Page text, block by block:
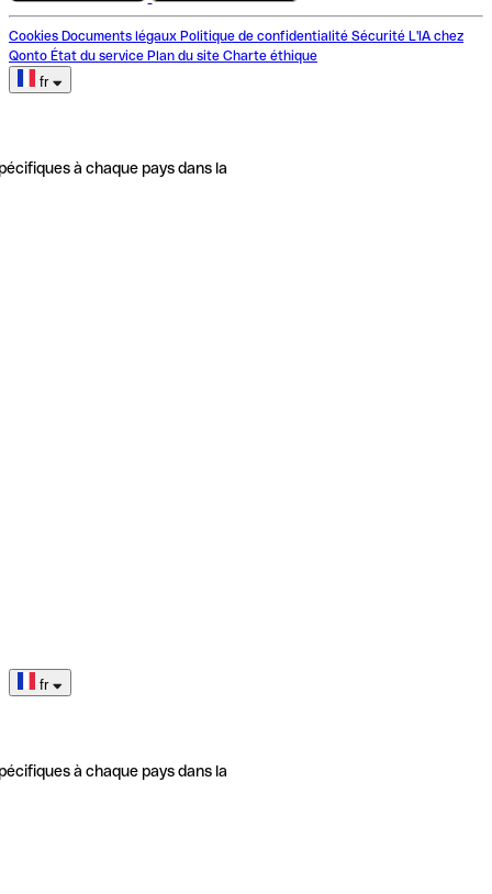
Cookies Documents légaux Politique de confidentialité Sécurité L'IA chez
Qonto État du service Plan du site Charte éthique
fr
à chaque pays dans la
fr
à chaque pays dans la